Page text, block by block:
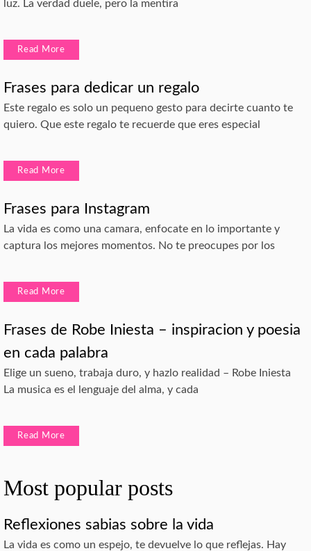
luz. La verdad duele, pero la mentira
Read More
Frases para dedicar un regalo
Este regalo es solo un pequeno gesto para decirte cuanto te
quiero. Que este regalo te recuerde que eres especial
Read More
Frases para Instagram
La vida es como una camara, enfocate en lo importante y
captura los mejores momentos. No te preocupes por los
Read More
Frases de Robe Iniesta – inspiracion y poesia
en cada palabra
Elige un sueno, trabaja duro, y hazlo realidad – Robe Iniesta
La musica es el lenguaje del alma, y cada
Read More
Most popular posts
Reflexiones sabias sobre la vida
La vida es como un espejo, te devuelve lo que reflejas. Hay